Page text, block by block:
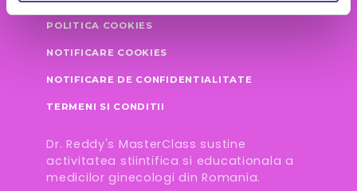
POLITICA COOKIES
NOTIFICARE COOKIES
NOTIFICARE DE CONFIDENTIALITATE
TERMENI SI CONDITII
Dr. Reddy's MasterClass sustine
activitatea stiintifica si educationala a
medicilor ginecologi din Romania.